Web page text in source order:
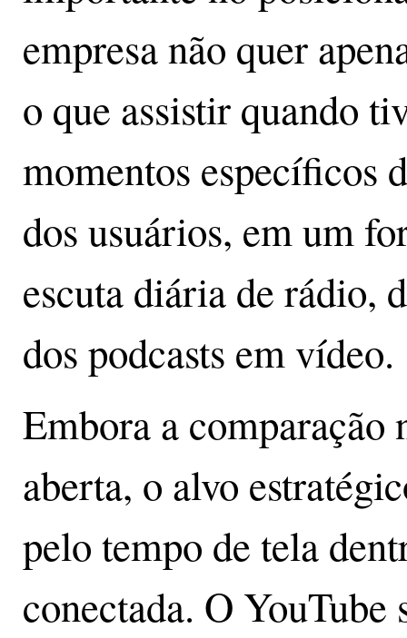
empresa não quer
o que assistir quando
momentos específicos
dos usuários, em um
escuta diária de rádio,
dos podcasts em vídeo.
Embora a
aberta, o alvo
pelo tempo de tela
conectada. O